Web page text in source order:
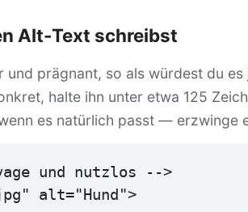
Alt-Text schreibst
und prägnant, so als würdest du
halte ihn unter etwa 125
es natürlich passt — erzwinge
und nutzlos -->
alt="Hund">